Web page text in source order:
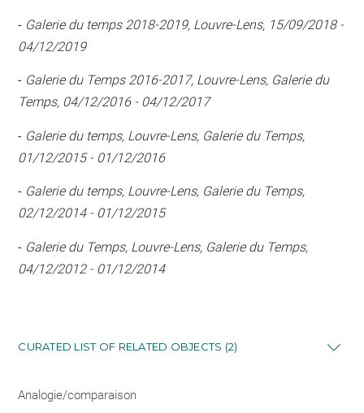
- Galerie du temps 2018-2019, Louvre-Lens, 15/09/2018 -
04/12/2019
- Galerie du Temps 2016-2017, Louvre-Lens, Galerie du
Temps, 04/12/2016 - 04/12/2017
- Galerie du temps, Louvre-Lens, Galerie du Temps,
01/12/2015 - 01/12/2016
- Galerie du temps, Louvre-Lens, Galerie du Temps,
02/12/2014 - 01/12/2015
- Galerie du Temps, Louvre-Lens, Galerie du Temps,
04/12/2012 - 01/12/2014
CURATED LIST OF RELATED OBJECTS (2)
Analogie/comparaison